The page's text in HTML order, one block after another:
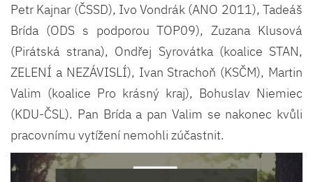
Petr Kajnar (ČSSD), Ivo Vondrák (ANO 2011), Tadeáš
Brída (ODS s podporou TOP09), Zuzana Klusová
(Pirátská strana), Ondřej Syrovátka (koalice STAN,
ZELENÍ a NEZÁVISLÍ), Ivan Strachoň (KSČM), Martin
Valim (koalice Pro krásný kraj), Bohuslav Niemiec
(KDU-ČSL). Pan Brída a pan Valim se nakonec kvůli
pracovnímu vytížení nemohli zúčastnit.